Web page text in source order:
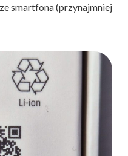
smartfona (przynajmniej